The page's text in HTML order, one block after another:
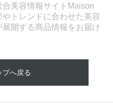
美容情報サイトMaison
トレンドに合わせた美容
開する商品情報をお届け
プへ戻る